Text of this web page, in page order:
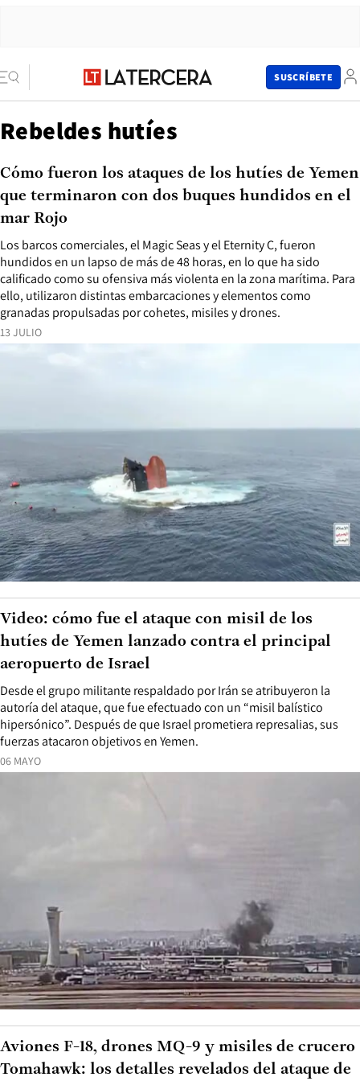
SUSCRÍBETE
Rebeldes hutíes
13 JULIO
Los barcos comerciales, el Magic Seas y el Eternity C, fueron
hundidos en un lapso de más de 48 horas, en lo que ha sido
calificado como su ofensiva más violenta en la zona marítima. Para
ello, utilizaron distintas embarcaciones y elementos como
granadas propulsadas por cohetes, misiles y drones.
Cómo fueron los ataques de los hutíes de Yemen
que terminaron con dos buques hundidos en el
mar Rojo
06 MAYO
Desde el grupo militante respaldado por Irán se atribuyeron la
autoría del ataque, que fue efectuado con un “misil balístico
hipersónico”. Después de que Israel prometiera represalias, sus
fuerzas atacaron objetivos en Yemen.
Video: cómo fue el ataque con misil de los
hutíes de Yemen lanzado contra el principal
aeropuerto de Israel
Aviones F-18, drones MQ-9 y misiles de crucero
Tomahawk: los detalles revelados del ataque de